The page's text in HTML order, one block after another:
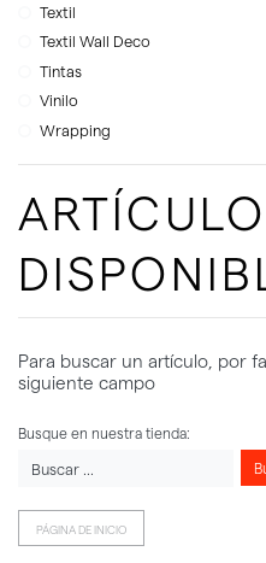
Textil
Textil Wall Deco
Tintas
Vinilo
Wrapping
Para buscar un artículo, por
siguiente campo
Busque en nuestra tienda:
PÁGINA DE INICIO